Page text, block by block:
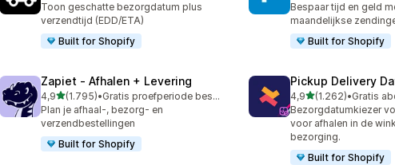
Toon geschatte bezorgdatum plus
verzendtijd (EDD/ETA)
Built for Shopify
Bespaar tijd en geld
maandelijkse
Built for Shopify
Zapiet ‑ Afhalen + Levering
4,9van 5 sterren
(1.795)
1795 recensies in totaal
•
Gratis proefperiode beschikbaar
Plan je afhaal-, bezorg- en
verzendbestellingen
Built for Shopify
Pickup Delivery
4,9van 5 sterren
(1.262)
1262 recensies in
•
Bezorgdatumkiezer
voor afhalen in de
bezorging.
Built for Shopify